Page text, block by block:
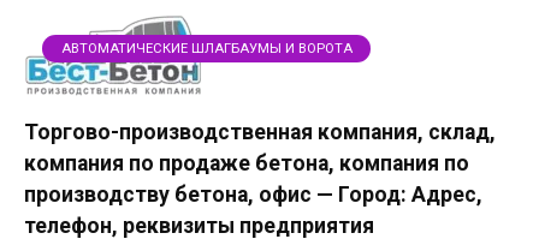
АВТОМАТИЧЕСКИЕ ШЛАГБАУМЫ И ВОРОТА
Торгово-производственная компания, склад,
компания по продаже бетона, компания по
производству бетона, офис — Город: Адрес,
телефон, реквизиты предприятия